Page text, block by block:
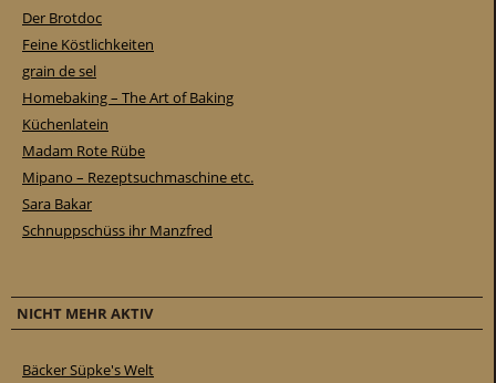
Der Brotdoc
Feine Köstlichkeiten
grain de sel
Homebaking – The Art of Baking
Küchenlatein
Madam Rote Rübe
Mipano – Rezeptsuchmaschine etc.
Sara Bakar
Schnuppschüss ihr Manzfred
NICHT MEHR AKTIV
Bäcker Süpke's Welt